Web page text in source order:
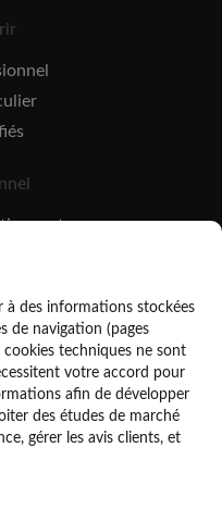
et pros
marques et industriels
à des informations stockées
de navigation (pages
cookies techniques ne sont
votre accord pour
afin de développer
des études de marché
gérer les avis clients, et